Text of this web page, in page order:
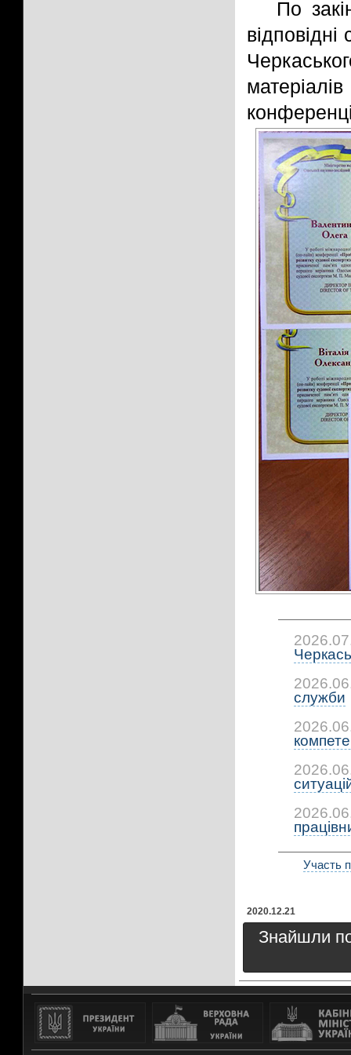
По
служби
2020.12.21
Участь
Знайшли